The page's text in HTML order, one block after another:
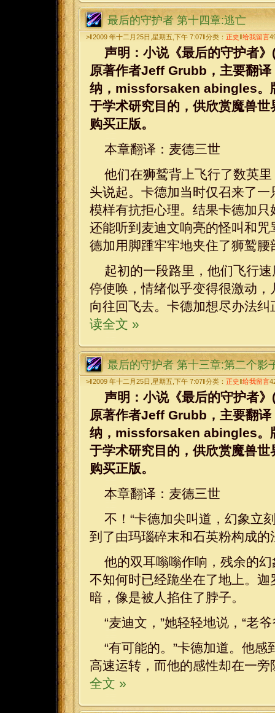
最后的守护者 第十四章:逃亡
>‖2009 年十二月25日,星期五,下午 7:07‖分类： 正史 给我留言
声明：小说《最后的守护者
原著作者Jeff Grubb，主要翻
纳，missforsaken abingles。
于学术研究目的，供欣赏魔兽
购买正版。
本章翻译：麦德三世
他们在狮鹫背上飞行了数英
头说起。卡德加当时仅召来了
模样有抗拒心理。结果卡德加
还能听到麦迪文响亮的怪叫和
德加用脚踵牢牢地夹住了狮鹫腰
起初的一段路里，他们飞行
停使唤，情绪似乎变得很激动
向往回飞去。卡德加想尽办法
读全文 »
最后的守护者 第十三章:第二个影
>‖2009 年十二月25日,星期五,下午 7:07‖分类： 正史 给我留言
声明：小说《最后的守护者
原著作者Jeff Grubb，主要翻
纳，missforsaken abingles。
于学术研究目的，供欣赏魔兽
购买正版。
本章翻译：麦德三世
不！“卡德加尖叫道，幻象立
到了由玛瑙碎末和石英粉构成的
他的双耳嗡嗡作响，残余的
不知何时已经跪坐在了地上。
暗，像是被人掐住了脖子。
“麦迪文，”她轻轻地说，“老
“有可能的。”卡德加道。他
高速运转，而他的感性却在一
全文 »